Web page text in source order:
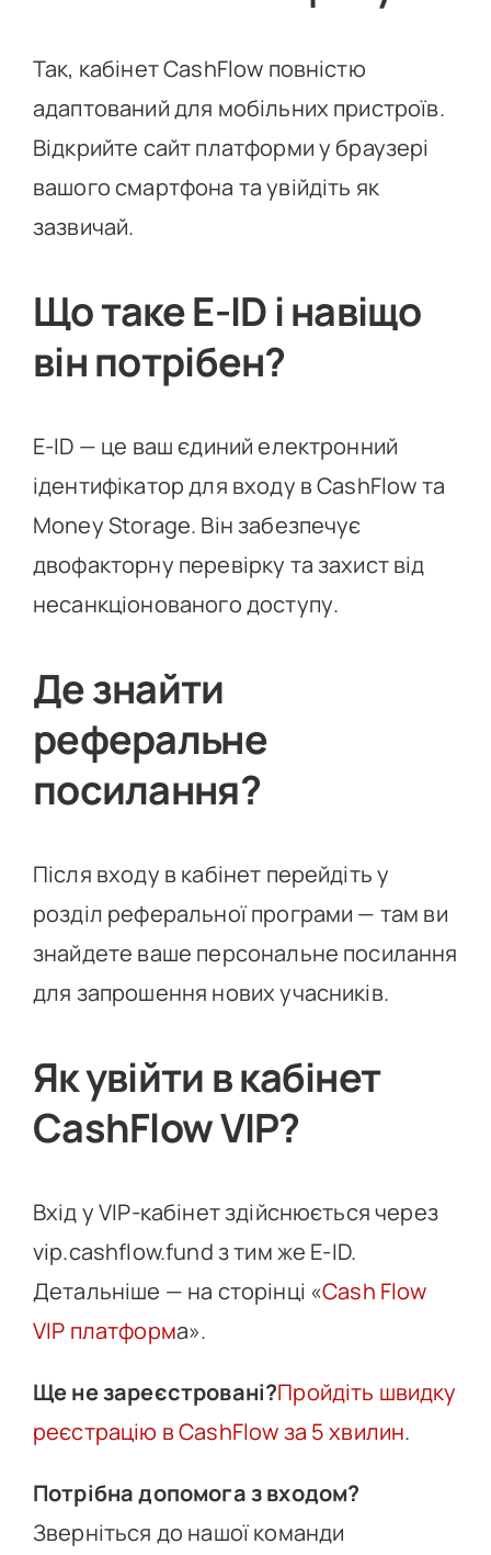
Так, кабінет CashFlow повністю
адаптований для мобільних пристроїв.
Відкрийте сайт платформи у браузері
вашого смартфона та увійдіть як
зазвичай.
Що таке E-ID і навіщо
він потрібен?
E-ID — це ваш єдиний електронний
ідентифікатор для входу в CashFlow та
Money Storage. Він забезпечує
двофакторну перевірку та захист від
несанкціонованого доступу.
Де знайти
реферальне
посилання?
Після входу в кабінет перейдіть у
розділ реферальної програми — там ви
знайдете ваше персональне посилання
для запрошення нових учасників.
Як увійти в кабінет
CashFlow VIP?
Вхід у VIP-кабінет здійснюється через
vip.cashflow.fund з тим же E-ID.
Детальніше — на сторінці «Cash Flow
VIP платформа».
Ще не зареєстровані?Пройдіть швидку
реєстрацію в CashFlow за 5 хвилин.
Потрібна допомога з входом?
Зверніться до нашої команди